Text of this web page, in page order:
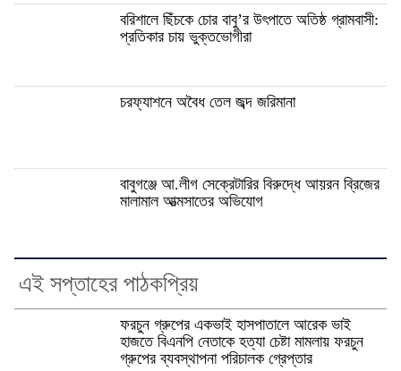
বরিশালে ছিঁচকে চোর বাবু’র উৎপাতে অতিষ্ঠ গ্রামবাসী:
প্রতিকার চায় ভুক্তভোগীরা
চরফ্যাশনে অবৈধ তেল জব্দ জরিমানা
বাবুগঞ্জে আ.লীগ সেক্রেটারির বিরুদ্ধে আয়রন ব্রিজের
মালামাল আত্মসাতের অভিযোগ
এই সপ্তাহের পাঠকপ্রিয়
ফরচুন গ্রুপের একভাই হাসপাতালে আরেক ভাই
হাজতে বিএনপি নেতাকে হত্যা চেষ্টা মামলায় ফরচুন
গ্রুপের ব্যবস্থাপনা পরিচালক গ্রেপ্তার